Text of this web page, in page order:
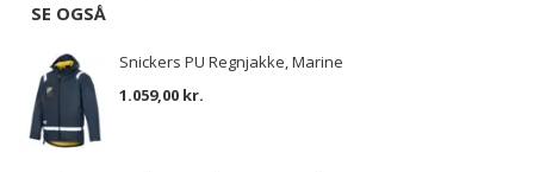
SE OGSÅ
Snickers PU Regnjakke, Marine
1.059,00 kr.